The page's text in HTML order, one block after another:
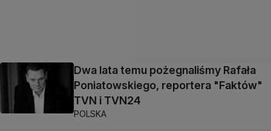
Dwa lata temu pożegnaliśmy Rafała
Poniatowskiego, reportera "Faktów"
TVN i TVN24
POLSKA